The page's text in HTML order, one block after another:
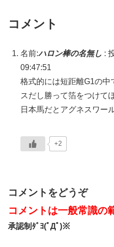
コメント
名前:ハロン棒の名無し :
09:47:51
格式的には短距離G1の中
スだし勝って箔をつけて
日本馬だとアグネスワー
+2
コメントをどうぞ
コメントは一般常識の
承認制ﾀﾞﾖ(ﾟДﾟ)※